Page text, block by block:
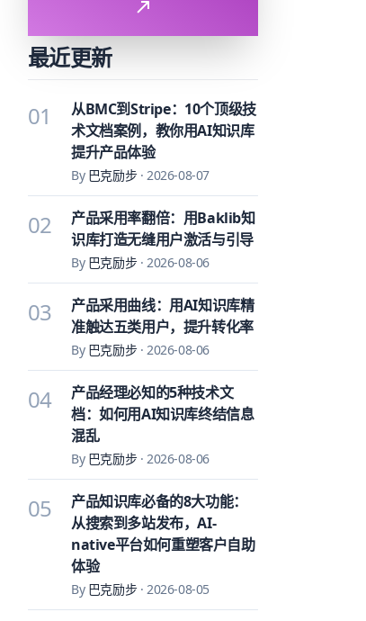
最近更新
01
从BMC到Stripe：10个顶级技
术文档案例，教你用AI知识库
提升产品体验
By 巴克励步·2026-08-07
02
产品采用率翻倍：用Baklib知
识库打造无缝用户激活与引导
By 巴克励步·2026-08-06
03
产品采用曲线：用AI知识库精
准触达五类用户，提升转化率
By 巴克励步·2026-08-06
04
产品经理必知的5种技术文
档：如何用AI知识库终结信息
混乱
By 巴克励步·2026-08-06
05
产品知识库必备的8大功能：
从搜索到多站发布，AI-
native平台如何重塑客户自助
体验
By 巴克励步·2026-08-05